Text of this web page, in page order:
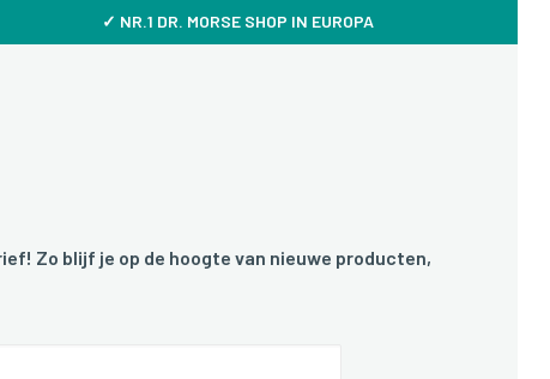
✓ NR.1 DR. MORSE SHOP IN EUROPA
Zo blijf je op de hoogte van nieuwe producten,